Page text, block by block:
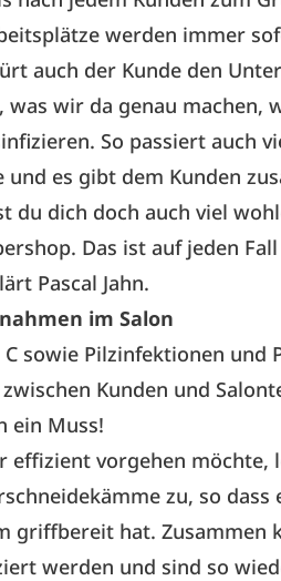
werden immer
auch der Kunde den
was wir da genau machen,
So passiert auch
es gibt dem Kunden
du dich doch auch viel
Das ist auf jeden
Pascal Jahn.
im Salon
sowie Pilzinfektionen und
Kunden und
ein Muss!
effizient vorgehen möchte,
zu, so dass
griffbereit hat. Zusammen
werden und sind so